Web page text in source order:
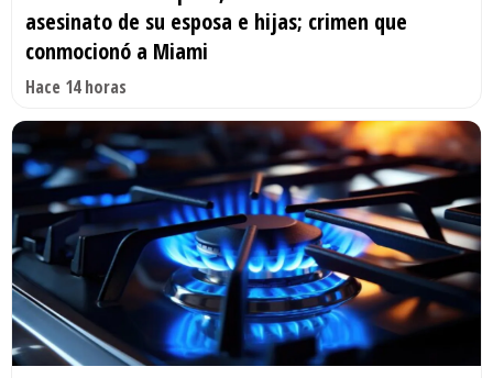
asesinato de su esposa e hijas; crimen que
conmocionó a Miami
Hace 14 horas